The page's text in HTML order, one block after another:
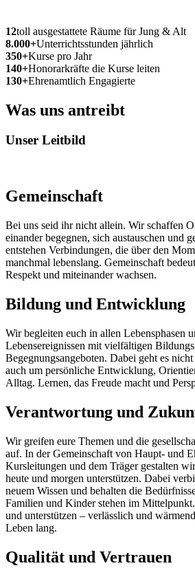
12toll ausgestattete Räume für Jung & Alt
8.000+Unterrichtsstunden jährlich
350+Kurse pro Jahr
140+Honorarkräfte die Kurse leiten
130+Ehrenamtlich Engagierte
Was uns antreibt
Unser Leitbild
Gemeinschaft
Bei uns seid ihr nicht allein. Wir schaffen
einander begegnen, sich austauschen und
entstehen Verbindungen, die über den
manchmal lebenslang. Gemeinschaft
Respekt und miteinander wachsen.
Bildung und Entwicklung
Wir begleiten euch in allen Lebensphasen
Lebensereignissen mit vielfältigen
Begegnungsangeboten. Dabei geht es
auch um persönliche Entwicklung,
Alltag. Lernen, das Freude macht und
Verantwortung und
Wir greifen eure Themen und die
auf. In der Gemeinschaft von Haupt- und
Kursleitungen und dem Träger gestalten
heute und morgen unterstützen. Dabei
neuem Wissen und behalten die
Familien und Kinder stehen im
und unterstützen – verlässlich und
Leben lang.
Qualität und Vertrauen